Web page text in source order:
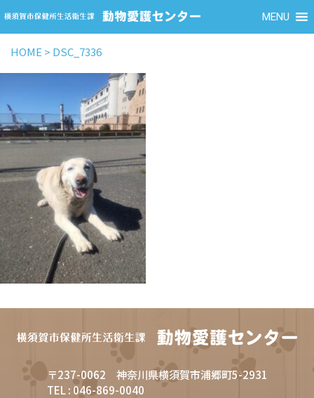
MENU
HOME > DSC_7336
〒237-0062 神奈川県横須賀市浦郷町5-2931
TEL : 046-869-0040